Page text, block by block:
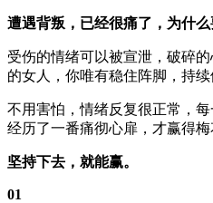
遭遇背叛，已经很痛了，为什
受伤的情绪可以被宣泄，破碎
的女人，你唯有稳住阵脚，持
不用害怕，情绪反复很正常，
经历了一番痛彻心扉，才赢得梅
坚持下去，就能赢。
01